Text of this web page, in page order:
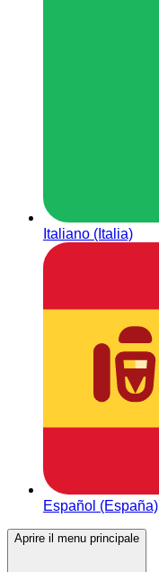
Italiano (Italia)
Español (España)
Aprire il menu principale